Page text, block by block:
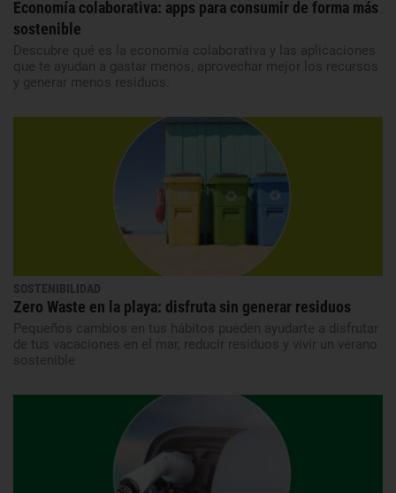
Economía colaborativa: apps para consumir de forma más
sostenible
Descubre qué es la economía colaborativa y las aplicaciones
que te ayudan a gastar menos, aprovechar mejor los recursos
y generar menos residuos.
SOSTENIBILIDAD
Zero Waste en la playa: disfruta sin generar residuos
Pequeños cambios en tus hábitos pueden ayudarte a disfrutar
de tus vacaciones en el mar, reducir residuos y vivir un verano
sostenible